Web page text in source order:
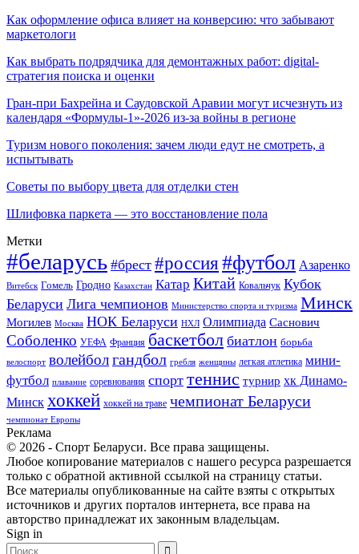
Как оформление офиса влияет на конверсию: что забывают
маркетологи
Как выбрать подрядчика для демонтажных работ: digital-
стратегия поиска и оценки
Гран-при Бахрейна и Саудовской Аравии могут исчезнуть из
календаря «Формулы-1»-2026 из-за войны в регионе
Туризм нового поколения: зачем люди едут не смотреть, а
испытывать
Советы по выбору цвета для отделки стен
Шлифовка паркета — это восстановление пола
Метки
#беларусь #брест #россия#футбол Азаренко
Витебск Гомель Гродно Казахстан Катар Китай Ковальчук Кубок
Беларуси Лига чемпионов Министерство спорта и туризма Минск
Могилев Москва НОК Беларуси НХЛ Олимпиада Саснович
Соболенко УЕФА Франция баскетбол биатлон борьба
велоспорт волейболгандбол гребля женщины легкая атлетика мини-
футбол плавание соревнования спорт теннис турнир хк Динамо-
Минск хоккей хоккей на траве чемпионат Беларуси
чемпионат Европы
Реклама
© 2026 - Спорт Беларуси. Все права защищены.
Любое копирование материалов с нашего ресурса разрешается
только с обратной активной ссылкой на страницу статьи.
Все материалы опубликованные на сайте взяты с открытых
источников и других порталов интернета, все права на
авторство принадлежат их законным владельцам.
Sign in